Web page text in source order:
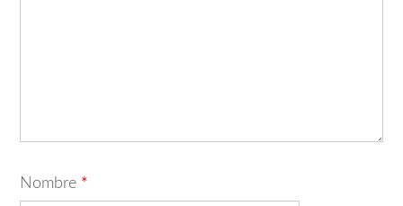
Nombre *